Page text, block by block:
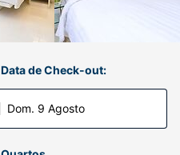
Data de Check-out:
Dom. 9 Agosto